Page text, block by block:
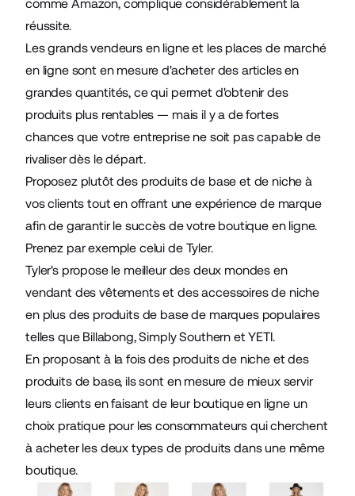
comme Amazon, complique considérablement la
réussite.
Les grands vendeurs en ligne et les places de marché
en ligne sont en mesure d'acheter des articles en
grandes quantités, ce qui permet d'obtenir des
produits plus rentables — mais il y a de fortes
chances que votre entreprise ne soit pas capable de
rivaliser dès le départ.
Proposez plutôt des produits de base et de niche à
vos clients tout en offrant une expérience de marque
afin de garantir le succès de votre boutique en ligne.
Prenez par exemple celui de Tyler.
Tyler's propose le meilleur des deux mondes en
vendant des vêtements et des accessoires de niche
en plus des produits de base de marques populaires
telles que Billabong, Simply Southern et YETI.
En proposant à la fois des produits de niche et des
produits de base, ils sont en mesure de mieux servir
leurs clients en faisant de leur boutique en ligne un
choix pratique pour les consommateurs qui cherchent
à acheter les deux types de produits dans une même
boutique.